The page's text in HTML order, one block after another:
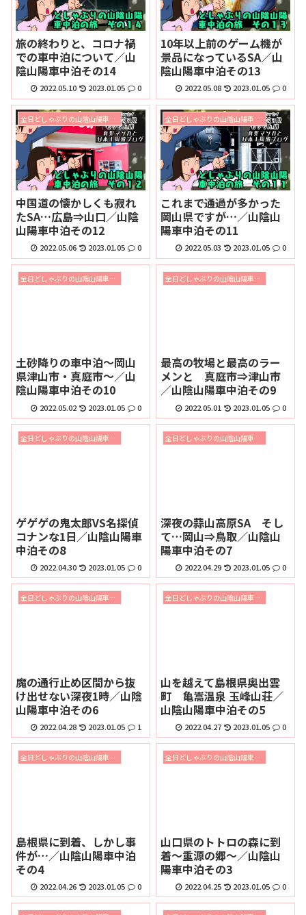
旅の終わりと、コロナ禍
での車中泊について／山
陰山陽車中泊その14
2022.05.10 2023.01.05 0
10年以上前のゲーム機が
景品になっているSA／山
陰山陽車中泊その13
2022.05.08 2023.01.05 0
全日どしゃぶりの山陰山陽車中泊の旅2019
中国道の懐かしくも寂れ
たSA…広島⇒山口／山陰
山陽車中泊その12
2022.05.06 2023.01.05 0
全日どしゃぶりの山陰山陽車中泊の旅2019
これまで通過が多かった
岡山県ですが…／山陰山
陽車中泊その11
2022.05.03 2023.01.05 0
全日どしゃぶりの山陰山陽車中泊の旅2019
土砂降りの車中泊～岡山
県津山市・真庭市～／山
陰山陽車中泊その10
2022.05.02 2023.01.05 0
全日どしゃぶりの山陰山陽車中泊の旅2019
最高の牧場と最高のラー
メンと 真庭市⇒津山市
／山陰山陽車中泊その9
2022.05.01 2023.01.05 0
全日どしゃぶりの山陰山陽車中泊の旅2019
ゲゲゲの鬼太郎VS名探偵
コナンな1日／山陰山陽車
中泊その8
2022.04.30 2023.01.05 0
全日どしゃぶりの山陰山陽車中泊の旅2019
深夜の蒜山高原SA そし
て…岡山⇒鳥取／山陰山
陽車中泊その7
2022.04.29 2023.01.05 0
全日どしゃぶりの山陰山陽車中泊の旅2019
魔の通行止め区間から抜
け出せない深夜1時／山陰
山陽車中泊その6
2022.04.28 2023.01.05 1
全日どしゃぶりの山陰山陽車中泊の旅2019
山を越えて島根県奥出雲
町 亀嵩温泉 玉峰山荘／
山陰山陽車中泊その5
2022.04.27 2023.01.05 0
全日どしゃぶりの山陰山陽車中泊の旅2019
島根県に到着、しかし事
件が…／山陰山陽車中泊
その4
2022.04.26 2023.01.05 0
全日どしゃぶりの山陰山陽車中泊の旅2019
山口県のトトロの森に到
着～重源の郷～／山陰山
陽車中泊その3
2022.04.25 2023.01.05 0